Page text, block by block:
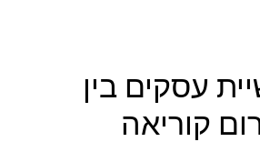
עסקים בין
קוריאה